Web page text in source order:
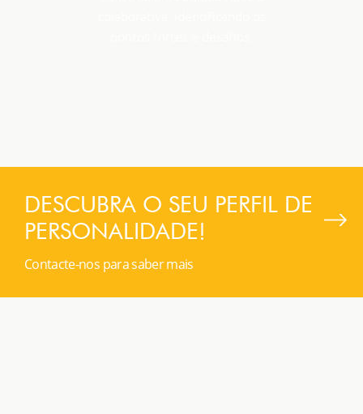
DESCUBRA O SEU PERFIL DE
PERSONALIDADE!
Contacte-nos para saber mais